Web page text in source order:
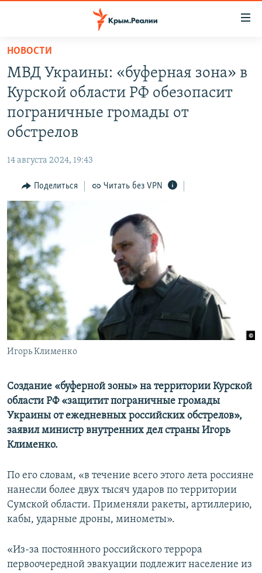
Вернуться
основному
содержанию
Вернутся
главной
Вернутся
поиску
СПЕЦПРОЕКТЫ
КАРТА ВОЕННЫХ ОБЪЕКТОВ КРЫМА
ВОДА
ИСТОРИЯ
ИНТЕРАКТИВ
ИНФОГРАФИКА
ТЕЛЕПРОЕКТ КРЫМ.РЕАЛИИ
СОВЕТЫ ПРАВОЗАЩИТНИКОВ
ПРОПАВШИЕ БЕЗ ВЕСТИ
ПОБЕДИТЕЛЕЙ НЕ СУДЯТ?
КРЫМ.НЕПОКОРЕННЫЙ
ELIFBE
УКРАИНСКАЯ ПРОБЛЕМА КРЫМА
РАДІО СВОБОДА
КАК ОБОЙТИ БЛОКИРОВКУ
Українською
Qırımtatar
ПРИСОЕДИНЯЙТЕСЬ!
Все сайты RFE/RL
НОВОСТИ
МВД Украины: «буферная зона» в
Курской области РФ обезопасит
пограничные громады от
обстрелов
14 августа 2024, 19:43
Поделиться Читать без VPN
Игорь Клименко
Создание «буферной зоны» на территории Курской
области РФ «защитит пограничные громады
Украины от ежедневных российских обстрелов»,
заявил министр внутренних дел страны Игорь
Клименко.
По его словам, «в течение всего этого лета россияне
нанесли более двух тысяч ударов по территории
Сумской области. Применяли ракеты, артиллерию,
кабы, ударные дроны, минометы».
«Из-за постоянного российского террора
первоочередной эвакуации подлежит население из